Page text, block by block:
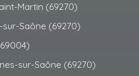
Martin (69270)
Saône (69270)
sur-Saône (69270)